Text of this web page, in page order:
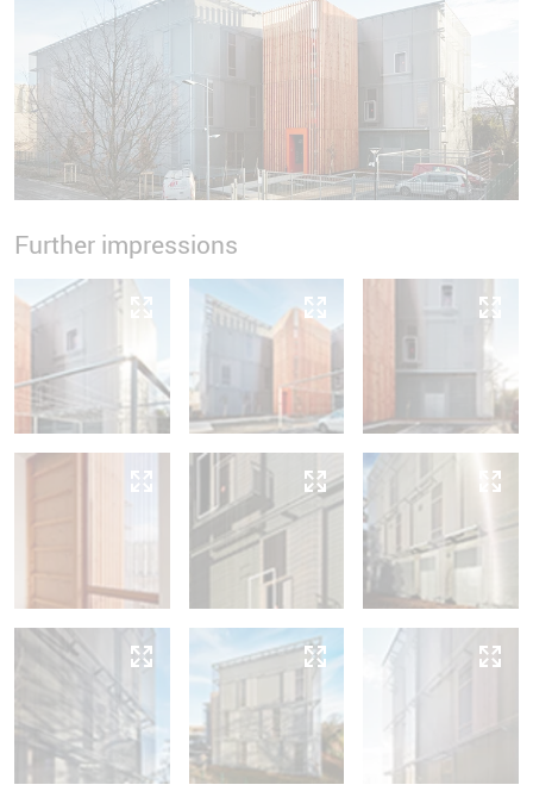
Further impressions